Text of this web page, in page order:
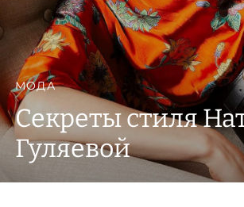
МОДА
Секреты стиля
Гуляевой